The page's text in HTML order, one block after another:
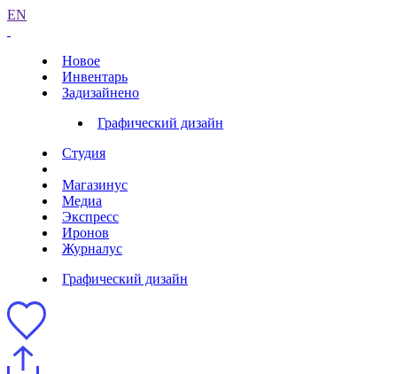
EN
Новое
Инвентарь
Задизайнено
Графический дизайн
Студия
Магазинус
Медиа
Экспресс
Иронов
Журналус
Графический дизайн